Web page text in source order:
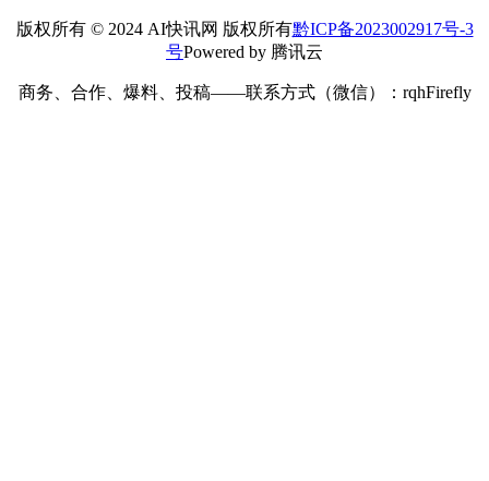
版权所有 © 2024 AI快讯网 版权所有黔ICP备2023002917号-3
号Powered by 腾讯云
商务、合作、爆料、投稿——联系方式（微信）：rqhFirefly